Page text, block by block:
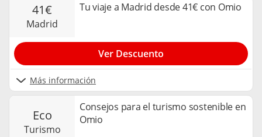
41€
madrid
Tu viaje a Madrid desde 41€ con Omio
Más información
Ver Descuento
eco
turismo
Consejos para el turismo sostenible en
Omio